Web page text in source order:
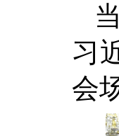
习
会